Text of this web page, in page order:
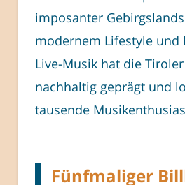
imposanter
modernem Lifestyle und
Live-Musik hat die
nachhaltig geprägt und
tausende
Fünfmaliger